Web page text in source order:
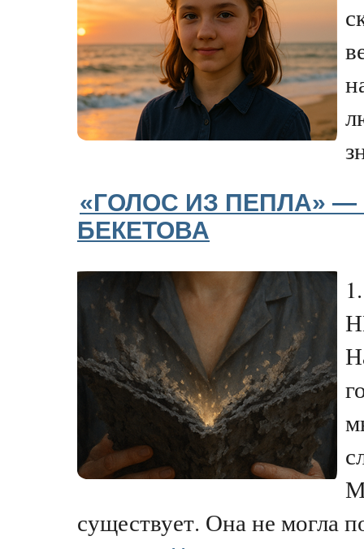
«ГОЛОС ИЗ ПЕПЛА»
БЕКЕТОВА
существует. Она не могла